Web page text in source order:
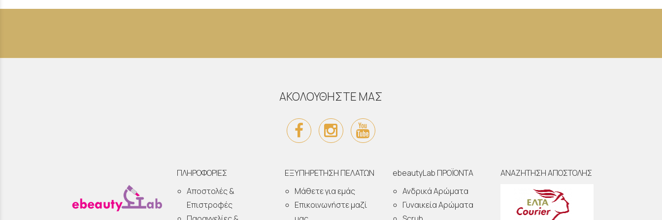
ΑΚΟΛΟΥΘΗΣΤΕ ΜΑΣ
ΠΛΗΡΟΦΟΡΙΕΣ
Αποστολές &
Επιστροφές
ΕΞΥΠΗΡΕΤΗΣΗ ΠΕΛΑΤΩΝ
Μάθετε για εμάς
Επικοινωνήστε μαζί
ebeautyLab ΠΡΟΪΟΝΤΑ
Ανδρικά Αρώματα
Γυναικεία Αρώματα
ΑΝΑΖΗΤΗΣΗ ΑΠΟΣΤΟΛΗΣ